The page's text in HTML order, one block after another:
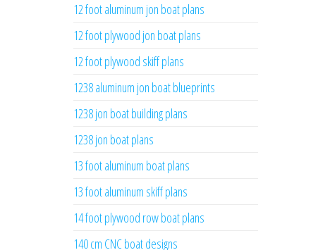
12 foot aluminum jon boat plans
12 foot plywood jon boat plans
12 foot plywood skiff plans
1238 aluminum jon boat blueprints
1238 jon boat building plans
1238 jon boat plans
13 foot aluminum boat plans
13 foot aluminum skiff plans
14 foot plywood row boat plans
140 cm CNC boat designs